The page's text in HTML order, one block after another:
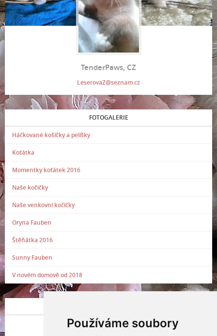
Používáme soubory
TenderPaws, CZ
LeserovaZ@seznam.cz
FOTOGALERIE
Háčkované košíčky a pelíšky
Koťátka
Momentky koťátek 2016
Naše kočičky
Naše venkovní kočičky
Oryna Fauben
Štěňátka 2016
Sunny Fauben
V novém domově od 2018